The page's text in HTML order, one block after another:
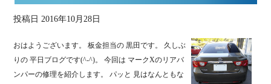
投稿日 2016年10月28日
おはようございます。 板金担当の 黒田です。 久しぶ
りの 平日ブログです(^-^)。 今回は マークXのリアバ
ンパーの修理を紹介します。 パッと 見はなんともな